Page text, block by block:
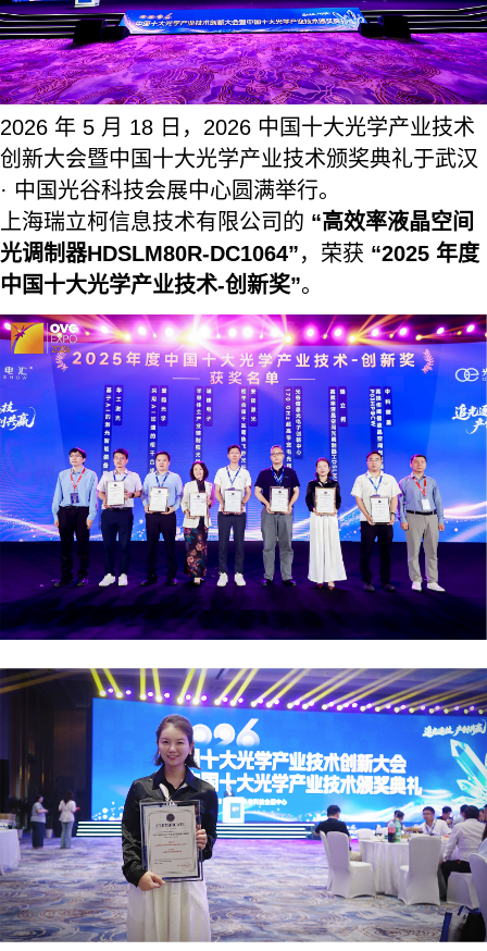
2026 年 5 月 18 日，2026 中国十大光学产业技术
创新大会暨中国十大光学产业技术颁奖典礼于武汉
· 中国光谷科技会展中心圆满举行。
上海瑞立柯信息技术有限公司的 “高效率液晶空间
光调制器HDSLM80R-DC1064”，荣获 “2025 年度
中国十大光学产业技术-创新奖”。